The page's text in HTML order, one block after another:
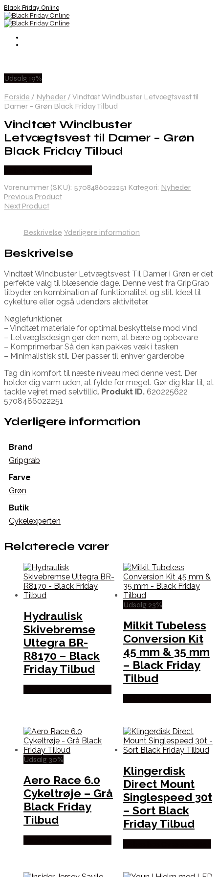
Black Friday Online
Udsalg 19%
Forside / Nyheder / Vindtæt Windbuster Letvægtsvest til
Damer – Grøn Black Friday Tilbud
Vindtæt Windbuster
Letvægtsvest til Damer – Grøn
Black Friday Tilbud
Varenummer (SKU): 5708486022251 Kategori: Nyheder
Previous Product
Next Product
Beskrivelse Yderligere information
Beskrivelse
Vindtæt Windbuster Letvægtsvest Til Damer i Grøn er det
perfekte valg til blæsende dage. Denne vest fra GripGrab
tilbyder en kombination af funktionalitet og stil. Ideel til
cykelture eller også udendørs aktiviteter.
Nøglefunktioner.
– Vindtæt materiale for optimal beskyttelse mod vind
– Letvægtsdesign gør den nem, at bære og opbevare
– Komprimerbar Så den kan pakkes væk i tasken
– Minimalistisk stil. Der passer til enhver garderobe
Tag din komfort til næste niveau med denne vest. Der
holder dig varm uden, at fylde for meget. Gør dig klar til, at
tackle vejret med selvtillid. Produkt ID. 620225622
5708486022251
Yderligere information
Brand
Gripgrab
Farve
Grøn
Butik
Cykelexperten
Relaterede varer
Hydraulisk
Skivebremse
Ultegra BR-
R8170 – Black
Friday Tilbud
Udsalg 23%
Milkit Tubeless
Conversion Kit
45 mm & 35 mm
– Black Friday
Tilbud
Udsalg 30%
Aero Race 6.0
Cykeltrøje – Grå
Black Friday
Tilbud
Klingerdisk
Direct Mount
Singlespeed 30t
– Sort Black
Friday Tilbud